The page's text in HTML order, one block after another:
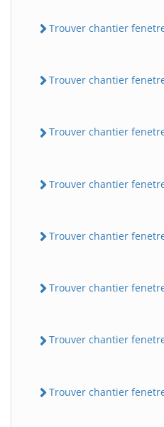
Trouver chantier
Trouver chantier fenetre
Trouver chantier
Trouver chantier fenetre
Trouver chantier fenetre
Trouver chantier fenetre
Trouver chantier fenetre
Trouver chantier fenetre